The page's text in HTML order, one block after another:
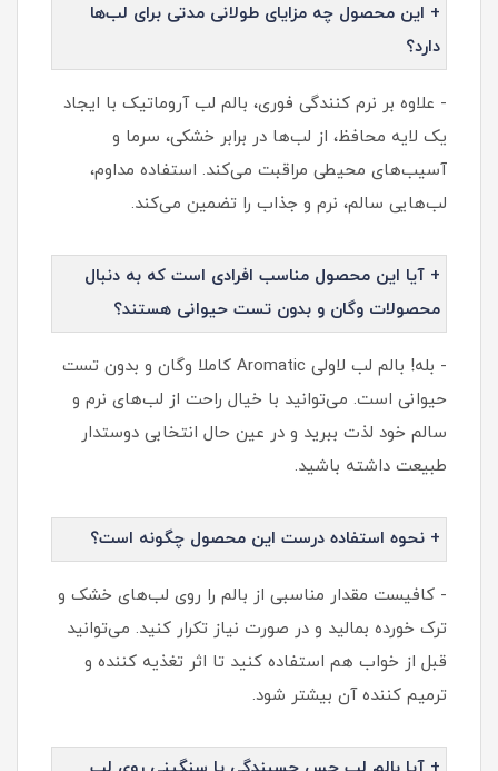
+ این محصول چه مزایای طولانی مدتی برای لب‌ها
دارد؟
- علاوه بر نرم کنندگی فوری، بالم لب آروماتیک با ایجاد
یک لایه محافظ، از لب‌ها در برابر خشکی، سرما و
آسیب‌های محیطی مراقبت می‌کند. استفاده مداوم،
لب‌هایی سالم، نرم و جذاب را تضمین می‌کند.
+ آیا این محصول مناسب افرادی است که به دنبال
محصولات وگان و بدون تست حیوانی هستند؟
- بله! بالم لب لاولی Aromatic کاملا وگان و بدون تست
حیوانی است. می‌توانید با خیال راحت از لب‌های نرم و
سالم خود لذت ببرید و در عین حال انتخابی دوستدار
طبیعت داشته باشید.
+ نحوه استفاده درست این محصول چگونه است؟
- کافیست مقدار مناسبی از بالم را روی لب‌های خشک و
ترک خورده بمالید و در صورت نیاز تکرار کنید. می‌توانید
قبل از خواب هم استفاده کنید تا اثر تغذیه کننده و
ترمیم کننده آن بیشتر شود.